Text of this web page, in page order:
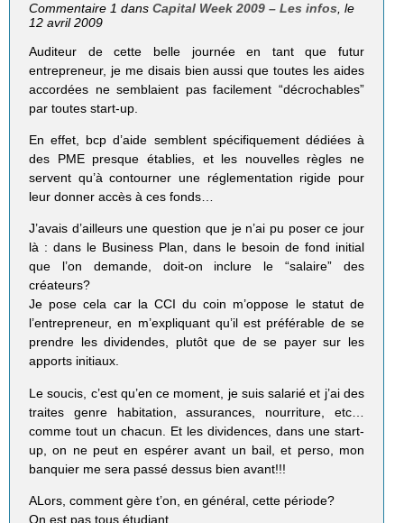
Commentaire 1 dansCapital Week 2009 – Les infos, le
12 avril 2009
Auditeur de cette belle journée en tant que futur
entrepreneur, je me disais bien aussi que toutes les aides
accordées ne semblaient pas facilement “décrochables”
par toutes start-up.
En effet, bcp d’aide semblent spécifiquement dédiées à
des PME presque établies, et les nouvelles règles ne
servent qu’à contourner une réglementation rigide pour
leur donner accès à ces fonds…
J’avais d’ailleurs une question que je n’ai pu poser ce jour
là : dans le Business Plan, dans le besoin de fond initial
que l’on demande, doit-on inclure le “salaire” des
créateurs?
Je pose cela car la CCI du coin m’oppose le statut de
l’entrepreneur, en m’expliquant qu’il est préférable de se
prendre les dividendes, plutôt que de se payer sur les
apports initiaux.
Le soucis, c’est qu’en ce moment, je suis salarié et j’ai des
traites genre habitation, assurances, nourriture, etc…
comme tout un chacun. Et les dividences, dans une start-
up, on ne peut en espérer avant un bail, et perso, mon
banquier me sera passé dessus bien avant!!!
ALors, comment gère t’on, en général, cette période?
On est pas tous étudiant…